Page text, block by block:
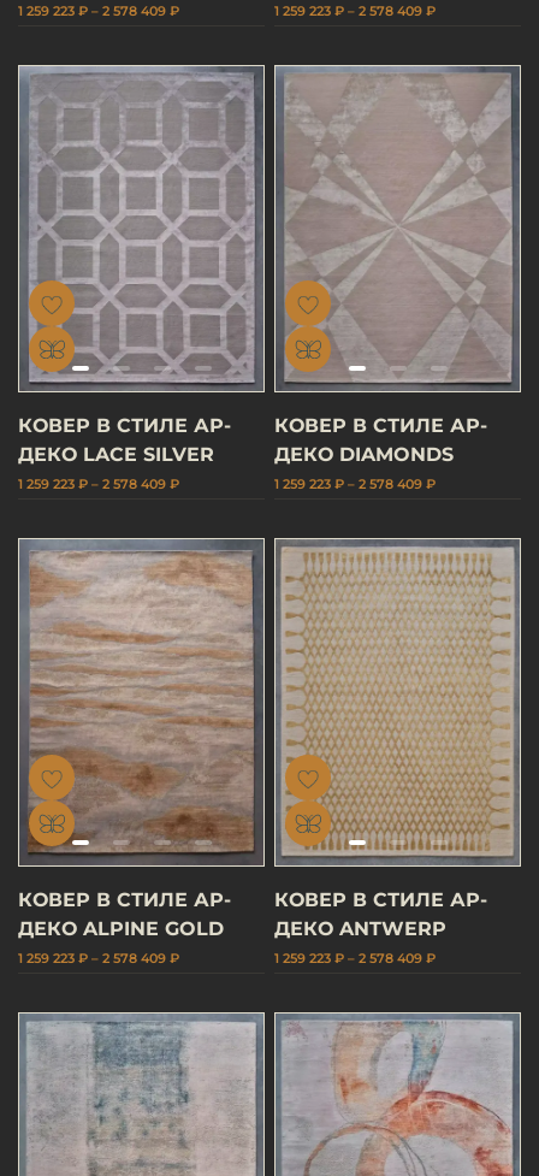
1 259 223 ₽ – 2 578 409 ₽ 1 259 223 ₽ – 2 578 409 ₽
КОВЕР В СТИЛЕ АР-
ДЕКО LACE SILVER
1 259 223 ₽ – 2 578 409 ₽
КОВЕР В СТИЛЕ АР-
ДЕКО DIAMONDS
1 259 223 ₽ – 2 578 409 ₽
КОВЕР В СТИЛЕ АР-
ДЕКО ALPINE GOLD
1 259 223 ₽ – 2 578 409 ₽
КОВЕР В СТИЛЕ АР-
ДЕКО ANTWERP
1 259 223 ₽ – 2 578 409 ₽